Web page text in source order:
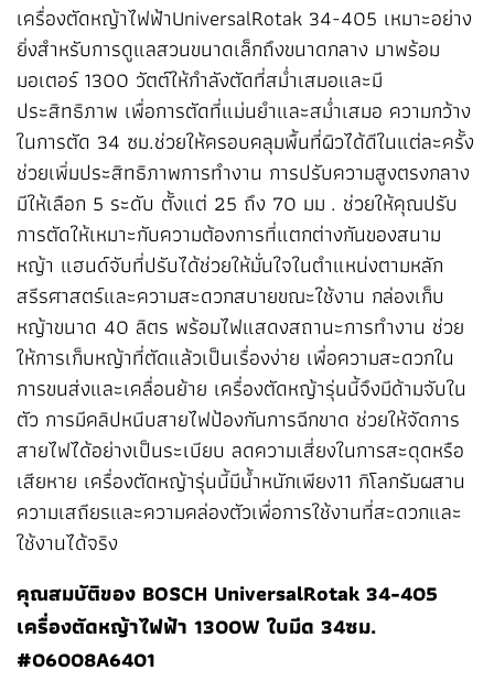
เครื่องตัดหญ้าไฟฟ้าUniversalRotak 34-405 เหมาะอย่าง
ยิ่งสำหรับการดูแลสวนขนาดเล็กถึงขนาดกลาง มาพร้อม
มอเตอร์ 1300 วัตต์ให้กำลังตัดที่สม่ำเสมอและมี
ประสิทธิภาพ เพื่อการตัดที่แม่นยำและสม่ำเสมอ ความกว้าง
ในการตัด 34 ซม.ช่วยให้ครอบคลุมพื้นที่ผิวได้ดีในแต่ละครั้ง
ช่วยเพิ่มประสิทธิภาพการทำงาน การปรับความสูงตรงกลาง
มีให้เลือก 5 ระดับ ตั้งแต่ 25 ถึง 70 มม . ช่วยให้คุณปรับ
การตัดให้เหมาะกับความต้องการที่แตกต่างกันของสนาม
หญ้า แฮนด์จับที่ปรับได้ช่วยให้มั่นใจในตำแหน่งตามหลัก
สรีรศาสตร์และความสะดวกสบายขณะใช้งาน กล่องเก็บ
หญ้าขนาด 40 ลิตร พร้อมไฟแสดงสถานะการทำงาน ช่วย
ให้การเก็บหญ้าที่ตัดแล้วเป็นเรื่องง่าย เพื่อความสะดวกใน
การขนส่งและเคลื่อนย้าย เครื่องตัดหญ้ารุ่นนี้จึงมีด้ามจับใน
ตัว การมีคลิปหนีบสายไฟป้องกันการฉีกขาด ช่วยให้จัดการ
สายไฟได้อย่างเป็นระเบียบ ลดความเสี่ยงในการสะดุดหรือ
เสียหาย เครื่องตัดหญ้ารุ่นนี้มีน้ำหนักเพียง11 กิโลกรัมผสาน
ความเสถียรและความคล่องตัวเพื่อการใช้งานที่สะดวกและ
ใช้งานได้จริง
คุณสมบัติของ BOSCH UniversalRotak 34-405
เครื่องตัดหญ้าไฟฟ้า 1300W ใบมีด 34ซม.
#06008A6401